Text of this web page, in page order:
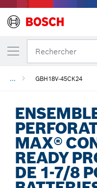
Rechercher
... GBH18V-45CK24
MAX®
READY
DE 1-7/8